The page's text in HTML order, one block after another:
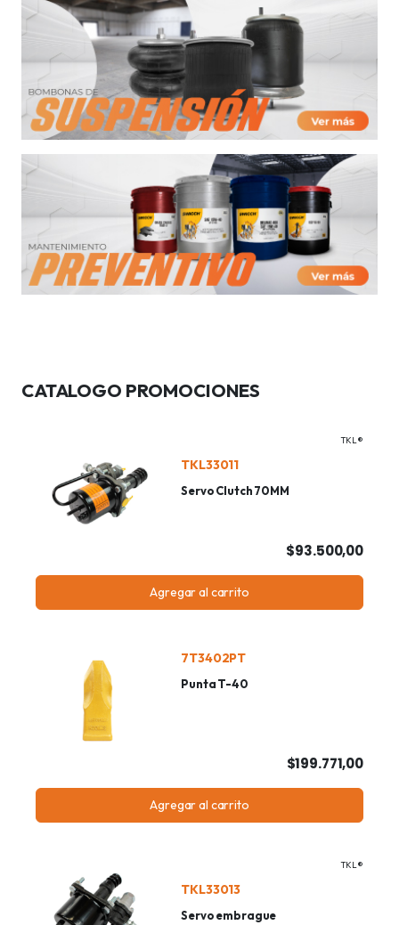
CATALOGO PROMOCIONES
TKL®
TKL33011
Servo Clutch 70MM
$93.500,00
Agregar al carrito
7T3402PT
Punta T-40
$199.771,00
Agregar al carrito
TKL®
TKL33013
Servo embrague